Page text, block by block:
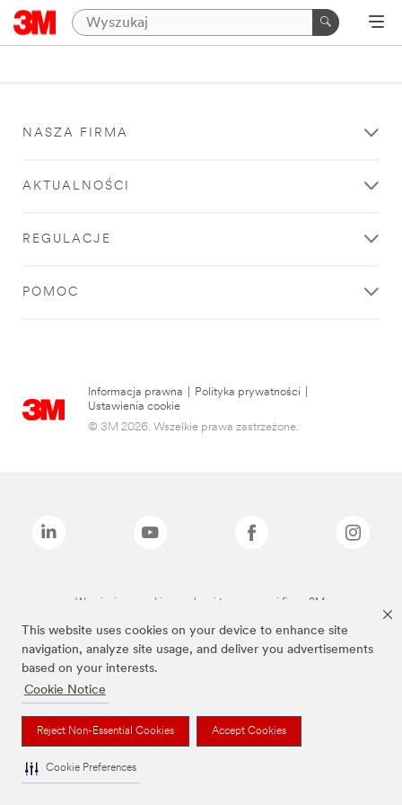
This website uses cookies on your device to enhance site
navigation, analyze site usage, and deliver you advertisements
based on your interests.
Cookie Notice
Reject Non-Essential Cookies Accept Cookies
Cookie Preferences
NASZA FIRMA
AKTUALNOŚCI
REGULACJE
POMOC
Informacja prawna Polityka prywatności
Ustawienia cookie
© 3M 2026. Wszelkie prawa zastrzeżone.
Wymienione marki są znakami towarowymi firmy 3M.